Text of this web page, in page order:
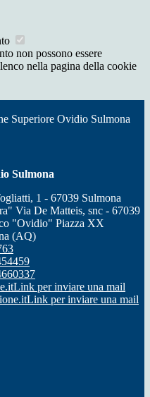
non possono essere
nella pagina della cookie
Superiore Ovidio Sulmona
Sulmona
1 - 67039 Sulmona
Via De Matteis, snc - 67039
"Ovidio" Piazza XX
(AQ)
Link per inviare una mail
Link per inviare una mail